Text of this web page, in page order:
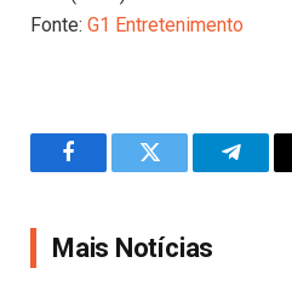
Fonte: G1 Entretenimento
FacebookTwitter
Mais Notícias